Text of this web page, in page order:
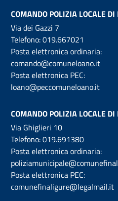
COMANDO POLIZIA LOCALE DI
Via dei Gazzi 7
Telefono:019.667021
Posta elettronica ordinaria:
comando@comuneloano.it
Posta elettronica PEC:
loano@peccomuneloano.it
COMANDO POLIZIA LOCALE
Via Ghiglieri 10
Telefono:019.691380
Posta elettronica ordinaria:
Posta elettronica PEC:
comunefinaligure@legalmail.it